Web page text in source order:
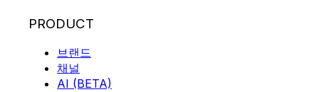
PRODUCT
브랜드
채널
AI (BETA)